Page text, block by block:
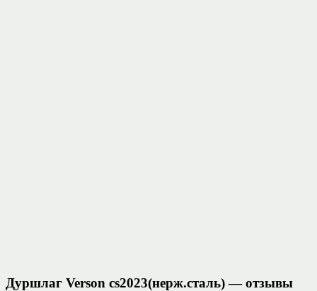
Дуршлаг Verson cs2023(нерж.сталь) — отзывы